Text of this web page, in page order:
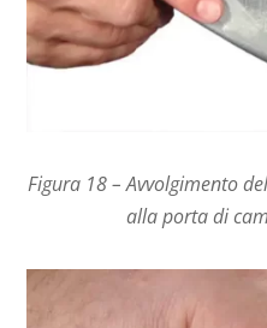
Figura 18 – Avvolgimento
alla porta di